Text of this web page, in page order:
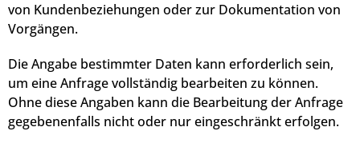
von Kundenbeziehungen oder zur Dokumentation von
Vorgängen.
Die Angabe bestimmter Daten kann erforderlich sein,
um eine Anfrage vollständig bearbeiten zu können.
Ohne diese Angaben kann die Bearbeitung der Anfrage
gegebenenfalls nicht oder nur eingeschränkt erfolgen.